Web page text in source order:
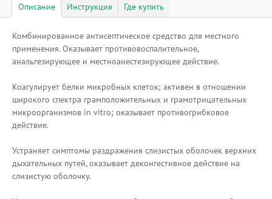
Описание Инструкция Где купить
Комбинированное антисептическое средство для местного
применения. Оказывает противовоспалительное,
анальгезирующее и местноанестезирующее действие.
Коагулирует белки микробных клеток; активен в отношении
широкого спектра грамположительных и грамотрицательных
микроорганизмов in vitro; оказывает противогрибковое
действие.
Устраняет симптомы раздражения слизистых оболочек верхних
дыхательных путей, оказывает деконгестивное действие на
слизистую оболочку.